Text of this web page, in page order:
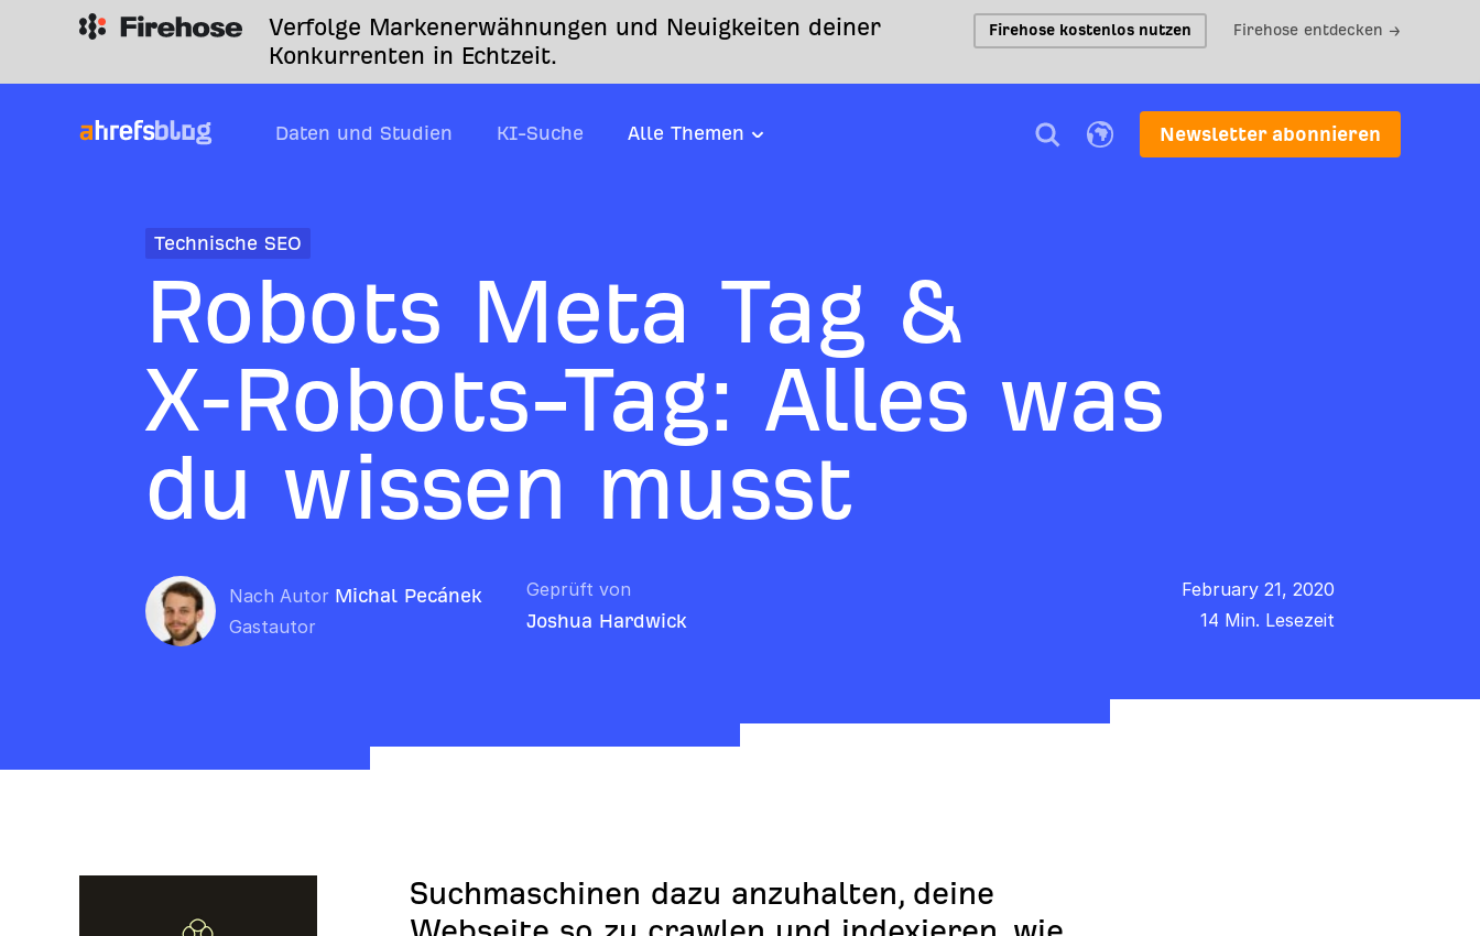
Verfolge Markenerwähnungen und Neuigkeiten deiner
Konkurrenten in Echtzeit.
Firehose kostenlos nutzen Firehose entdecken →
Daten und Studien KI-Suche Alle Themen Newsletter abonnieren
Technische SEO
Robots Meta Tag &
X‑Robots-Tag: Alles was
du wissen musst
Nach Autor Michal Pecánek
Gastautor
Geprüft von
Joshua Hardwick
February 21, 2020
14 Min. Lesezeit
Suchmaschinen dazu anzuhalten, deine